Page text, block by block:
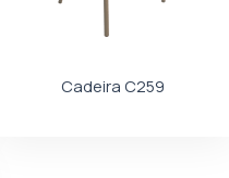
Cadeira C259